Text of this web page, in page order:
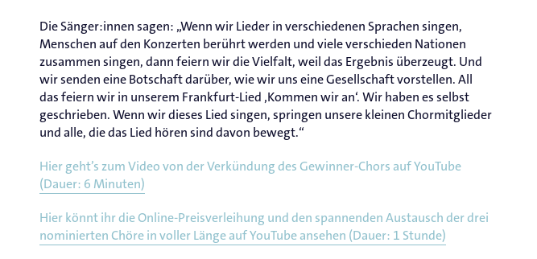
Die Sänger:innen sagen: „Wenn wir Lieder in verschiedenen Sprachen singen,
Menschen auf den Konzerten berührt werden und viele verschieden Nationen
zusammen singen, dann feiern wir die Vielfalt, weil das Ergebnis überzeugt. Und
wir senden eine Botschaft darüber, wie wir uns eine Gesellschaft vorstellen. All
das feiern wir in unserem Frankfurt-Lied ‚Kommen wir an‘. Wir haben es selbst
geschrieben. Wenn wir dieses Lied singen, springen unsere kleinen Chormitglieder
und alle, die das Lied hören sind davon bewegt.“
Hier geht’s zum Video von der Verkündung des Gewinner-Chors auf YouTube
(Dauer: 6 Minuten)
Hier könnt ihr die Online-Preisverleihung und den spannenden Austausch der drei
nominierten Chöre in voller Länge auf YouTube ansehen (Dauer: 1 Stunde)